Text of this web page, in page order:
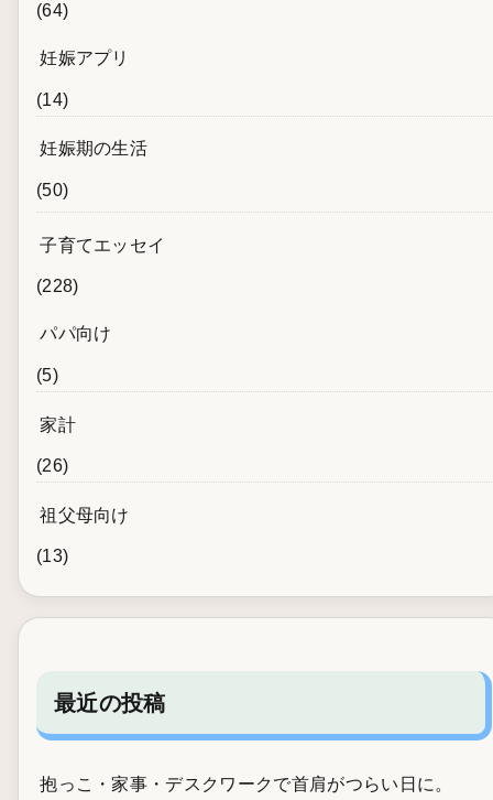
(64)
妊娠アプリ
(14)
妊娠期の生活
(50)
子育てエッセイ
(228)
パパ向け
(5)
家計
(26)
祖父母向け
(13)
最近の投稿
抱っこ・家事・デスクワークで首肩がつらい日に。